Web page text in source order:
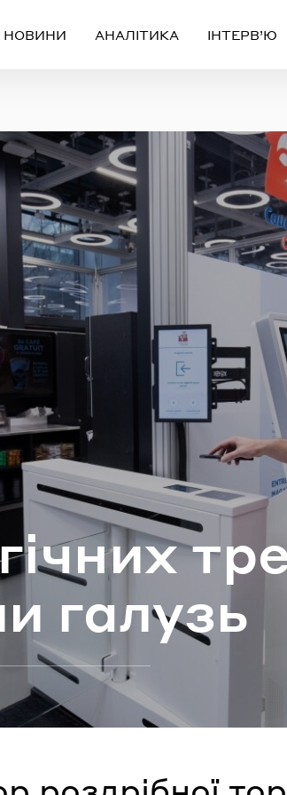
НОВИНИ АНАЛІТИКА ІНТЕРВ’Ю
га­лузь
Вхід Реєстрація
ЧЕРЕЗ СОЦІАЛЬНІ
FACEBOOK
АБО
УВІЙТИ